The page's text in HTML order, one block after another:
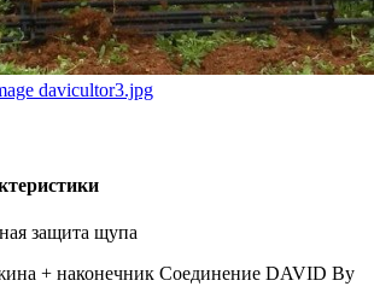
защита щупа
+ наконечник Соединение DAVID By